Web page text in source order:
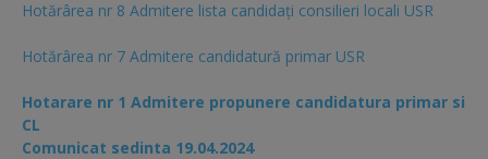
Hotărârea nr 8 Admitere lista candidaţi consilieri locali USR
Hotărârea nr 7 Admitere candidatură primar USR
Hotarare nr 1 Admitere propunere candidatura primar si
CL
Comunicat sedinta 19.04.2024